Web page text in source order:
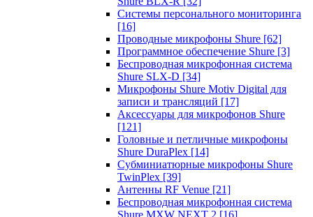
Системы персонального мониторинга
[16]
Проводные микрофоны Shure [62]
Программное обеспечение Shure [3]
Беспроводная микрофонная система
Shure SLX-D [34]
Микрофоны Shure Motiv Digital для
записи и трансляций [17]
Аксессуары для микрофонов Shure
[121]
Головные и петличные микрофоны
Shure DuraPlex [14]
Субминиатюрные микрофоны Shure
TwinPlex [39]
Антенны RF Venue [21]
Беспроводная микрофонная система
Shure MXW NEXT 2 [16]